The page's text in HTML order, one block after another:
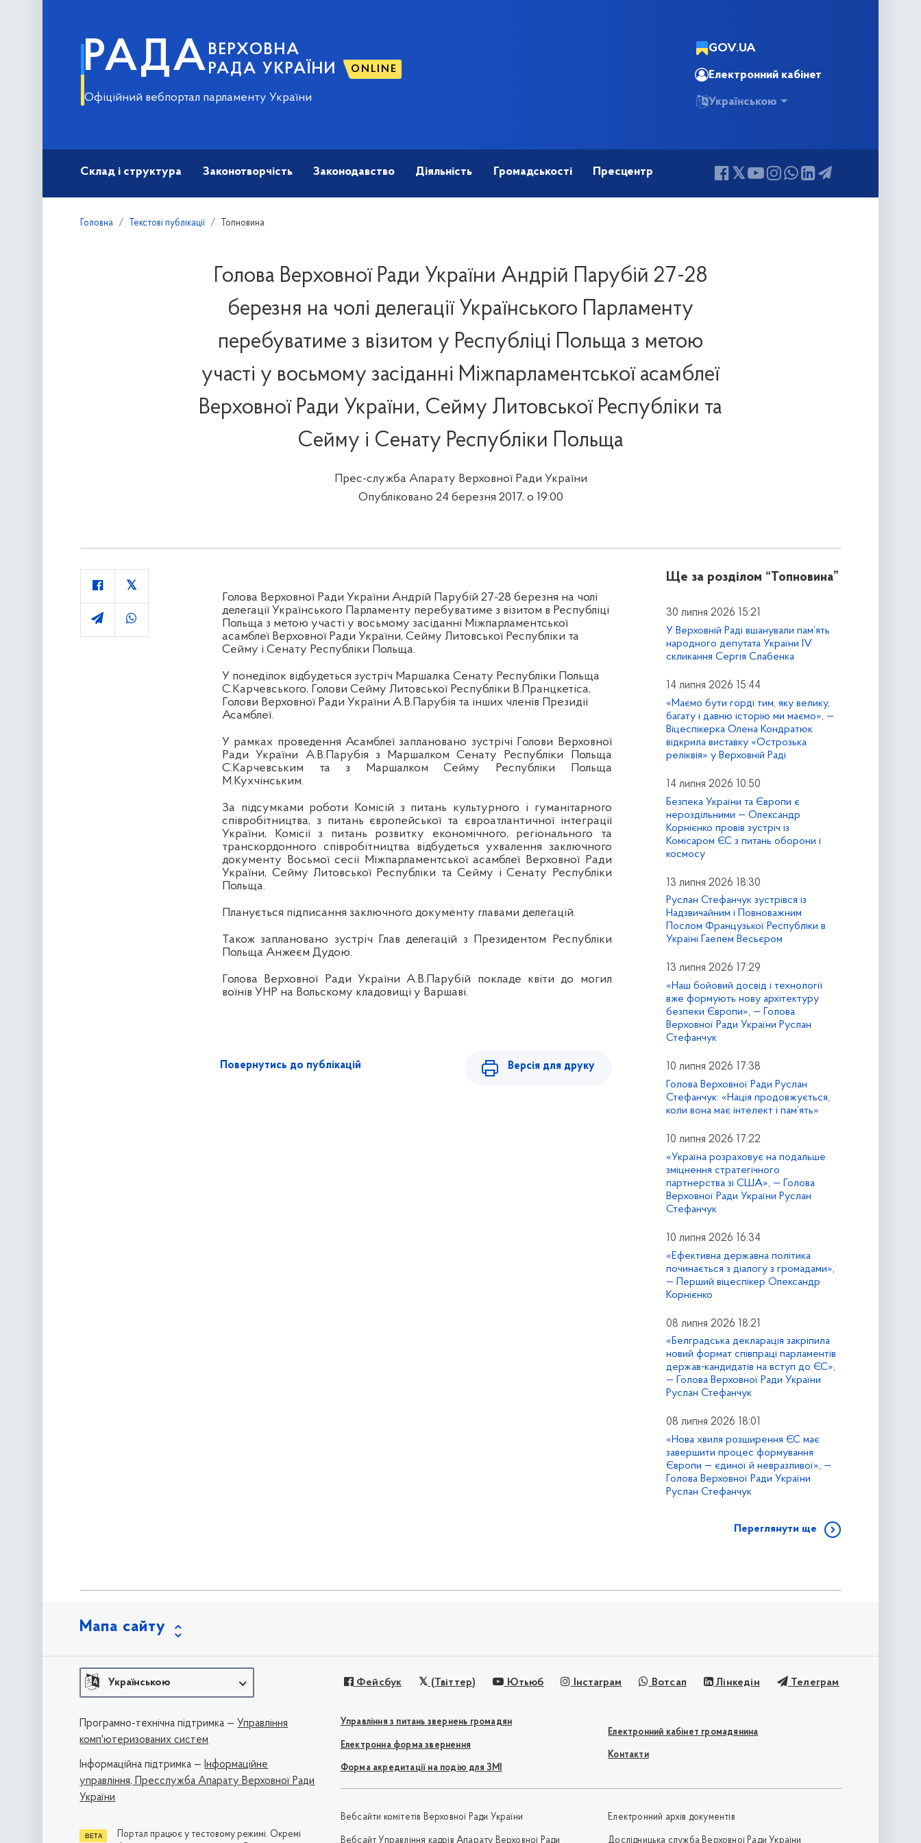
РАДА ВЕРХОВНА
РАДА УКРАЇНИ
ONLINE
Офіційний вебпортал парламенту України
GOV.UA
Електронний кабінет
Українською
Склад і структура Законотворчість Законодавство Діяльність Громадськості Пресцентр
Головна Текстові публікації Топновина
Голова Верховної Ради України Андрій Парубій 27-28
березня на чолі делегації Українського Парламенту
перебуватиме з візитом у Республіці Польща з метою
участі у восьмому засіданні Міжпарламентської асамблеї
Верховної Ради України, Сейму Литовської Республіки та
Сейму і Сенату Республіки Польща
Прес-служба Апарату Верховної Ради України
Опубліковано 24 березня 2017, о 19:00
Голова Верховної Ради України Андрій Парубій 27-28 березня на чолі
делегації Українського Парламенту перебуватиме з візитом в Республіці
Польща з метою участі у восьмому засіданні Міжпарламентської
асамблеї Верховної Ради України, Сейму Литовської Республіки та
Сейму і Сенату Республіки Польща.
У понеділок відбудеться зустріч Маршалка Сенату Республіки Польща
С.Карчевського, Голови Сейму Литовської Республіки В.Пранцкетіса,
Голови Верховної Ради України А.В.Парубія та інших членів Президії
Асамблеї.
У рамках проведення Асамблеї заплановано зустрічі Голови Верховної
Ради України А.В.Парубія з Маршалком Сенату Республіки Польща
С.Карчевським та з Маршалком Сейму Республіки Польща
М.Кухчінським.
За підсумками роботи Комісій з питань культурного і гуманітарного
співробітництва, з питань європейської та євроатлантичної інтеграції
України, Комісії з питань розвитку економічного, регіонального та
транскордонного співробітництва відбудеться ухвалення заключного
документу Восьмої сесії Міжпарламентської асамблеї Верховної Ради
України, Сейму Литовської Республіки та Сейму і Сенату Республіки
Польща.
Планується підписаннязаключного документу главами делегацій.
Також заплановано зустріч Глав делегацій з Президентом Республіки
Польща Анжеєм Дудою.
Голова Верховної Ради України А.В.Парубій покладе квіти до могил
воїнів УНР на Вольскому кладовищі у Варшаві.
Повернутись до публікацій Версія для друку
Ще за розділом “Топновина”
30 липня 2026 15:21
У Верховній Раді вшанували пам’ять
народного депутата України IV
скликання Сергія Слабенка
14 липня 2026 15:44
«Маємо бути горді тим, яку велику,
багату і давню історію ми маємо», —
Віцеспікерка Олена Кондратюк
відкрила виставку «Острозька
реліквія» у Верховній Раді
14 липня 2026 10:50
Безпека України та Європи є
нероздільними — Олександр
Корнієнко провів зустріч із
Комісаром ЄС з питань оборони і
космосу
13 липня 2026 18:30
Руслан Стефанчук зустрівся із
Надзвичайним і Повноважним
Послом Французької Республіки в
Україні Гаелем Весьєром
13 липня 2026 17:29
«Наш бойовий досвід і технології
вже формують нову архітектуру
безпеки Європи», — Голова
Верховної Ради України Руслан
Стефанчук
10 липня 2026 17:38
Голова Верховної Ради Руслан
Стефанчук: «Нація продовжується,
коли вона має інтелект і пам’ять»
10 липня 2026 17:22
«Україна розраховує на подальше
зміцнення стратегічного
партнерства зі США», — Голова
Верховної Ради України Руслан
Стефанчук
10 липня 2026 16:34
«Ефективна державна політика
починається з діалогу з громадами»,
— Перший віцеспікер Олександр
Корнієнко
08 липня 2026 18:21
«Белградська декларація закріпила
новий формат співпраці парламентів
держав-кандидатів на вступ до ЄС»,
— Голова Верховної Ради України
Руслан Стефанчук
08 липня 2026 18:01
«Нова хвиля розширення ЄС має
завершити процес формування
Європи — єдиної й невразливої», —
Голова Верховної Ради України
Руслан Стефанчук
Переглянути ще
Мапа сайту
Українською Фейсбук (Твіттер) Ютьюб Інстаграм Вотсап Лінкедін Телеграм
Управління з питань звернень громадян
Електронна форма звернення
Форма акредитації на подію для ЗМІ
Електронний кабінет громадянина
Контакти
Вебсайти комітетів Верховної Ради України
Вебсайт Управління кадрів Апарату Верховної Ради
Електронний архів документів
Дослідницька служба Верховної Ради України
Програмно-технічна підтримка — Управління
комп'ютеризованих систем
Iнформаційна підтримка —Інформаційне
управління, Пресслужба Апарату Верховної Ради
України
Портал працює у тестовому режимі. Окремі